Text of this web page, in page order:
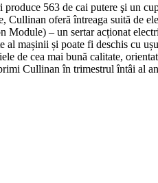
563 de cai putere şi un
oferă întreaga suită de
Module) – un sertar acționat
al mașinii și poate fi deschis cu
de cea mai bună calitate,
Cullinan în trimestrul întâi al